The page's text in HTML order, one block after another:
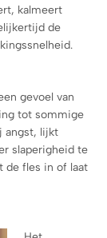
kalmeert
de
gevoel van
tot sommige
angst, lijkt
slaperigheid te
de fles in of laat